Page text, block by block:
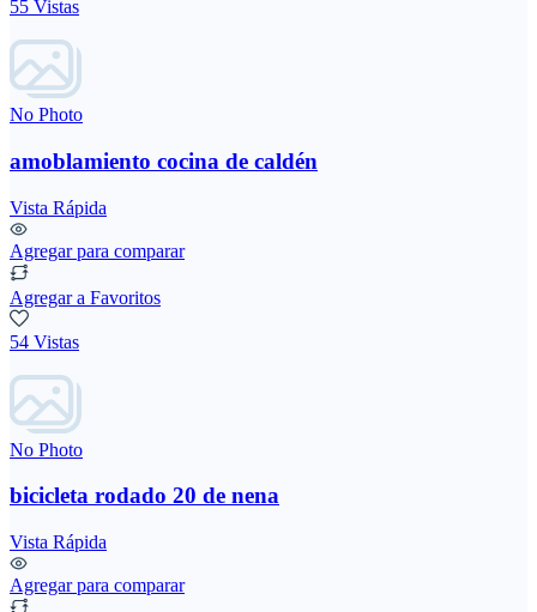
55 Vistas
No Photo
amoblamiento cocina de caldén
Vista Rápida
Agregar para comparar
Agregar a Favoritos
54 Vistas
No Photo
bicicleta rodado 20 de nena
Vista Rápida
Agregar para comparar